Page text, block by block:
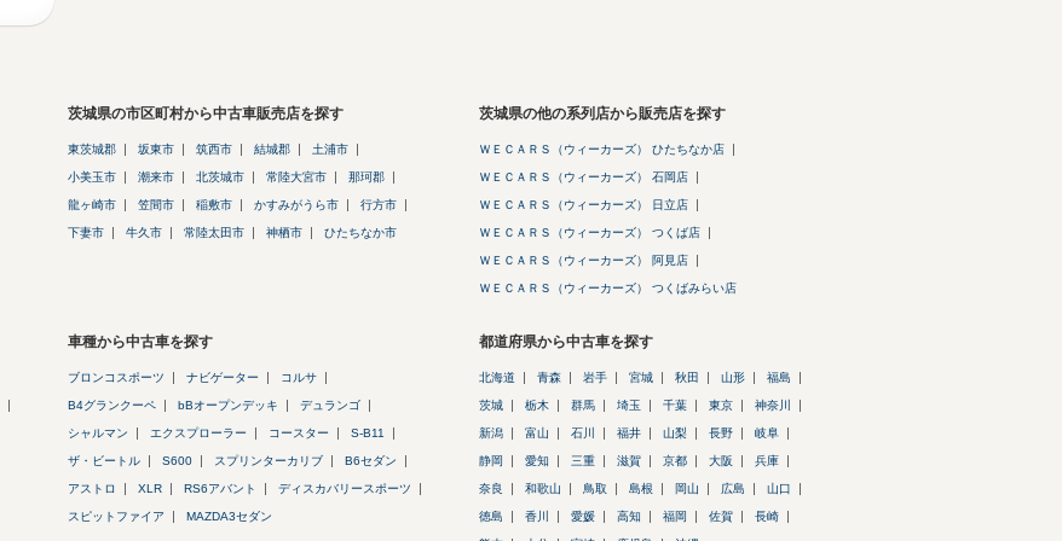
茨城県の市区町村から中古車販売店を探す
東茨城郡 坂東市 筑西市 結城郡 土浦市
小美玉市 潮来市 北茨城市 常陸大宮市 那珂郡
龍ヶ崎市 笠間市 稲敷市 かすみがうら市 行方市
下妻市 牛久市 常陸太田市 神栖市 ひたちなか市
茨城県の他の系列店から販売店を探す
ＷＥＣＡＲＳ（ウィーカーズ） ひたちなか店
ＷＥＣＡＲＳ（ウィーカーズ） 石岡店
ＷＥＣＡＲＳ（ウィーカーズ） 日立店
ＷＥＣＡＲＳ（ウィーカーズ） つくば店
ＷＥＣＡＲＳ（ウィーカーズ） 阿見店
ＷＥＣＡＲＳ（ウィーカーズ） つくばみらい店
車種から中古車を探す
ブロンコスポーツ ナビゲーター コルサ
B4グランクーペ bBオープンデッキ デュランゴ
シャルマン エクスプローラー コースター S-B11
ザ・ビートル S600 スプリンターカリブ B6セダン
アストロ XLR RS6アバント ディスカバリースポーツ
スピットファイア MAZDA3セダン
都道府県から中古車を探す
北海道 青森 岩手 宮城 秋田 山形 福島
茨城 栃木 群馬 埼玉 千葉 東京 神奈川
新潟 富山 石川 福井 山梨 長野 岐阜
静岡 愛知 三重 滋賀 京都 大阪 兵庫
奈良 和歌山 鳥取 島根 岡山 広島 山口
徳島 香川 愛媛 高知 福岡 佐賀 長崎